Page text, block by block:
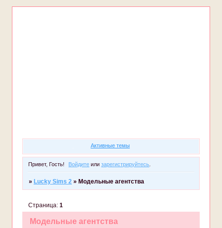
Активные темы
Привет, Гость! Войдите илизарегистрируйтесь.
» Lucky Sims 2 » Модельные агентства
Модельные агентства
Страница: 1